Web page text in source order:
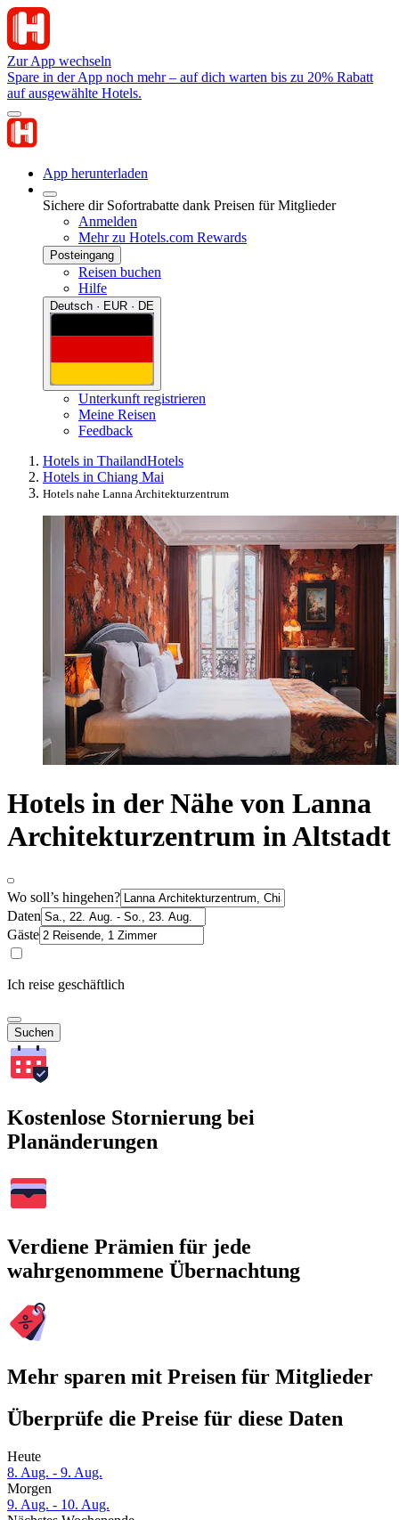
Zur App wechseln
Spare in der App noch mehr – auf dich warten bis zu 20% Rabatt
auf ausgewählte Hotels.
App herunterladen
Sichere dir Sofortrabatte dank Preisen für Mitglieder
Anmelden
Mehr zu Hotels.com Rewards
Posteingang
Reisen buchen
Hilfe
Deutsch · EUR · DE
Unterkunft registrieren
Meine Reisen
Feedback
Hotels in ThailandHotels
Hotels in Chiang Mai
Hotels nahe Lanna Architekturzentrum
Hotels in der Nähe von Lanna
Architekturzentrum in Altstadt
Wo soll’s hingehen?
Daten
Gäste
Ich reise geschäftlich
Suchen
Kostenlose Stornierung bei
Planänderungen
Verdiene Prämien für jede
wahrgenommene Übernachtung
Mehr sparen mit Preisen für Mitglieder
Überprüfe die Preise für diese Daten
Heute
8. Aug. - 9. Aug.
Morgen
9. Aug. - 10. Aug.